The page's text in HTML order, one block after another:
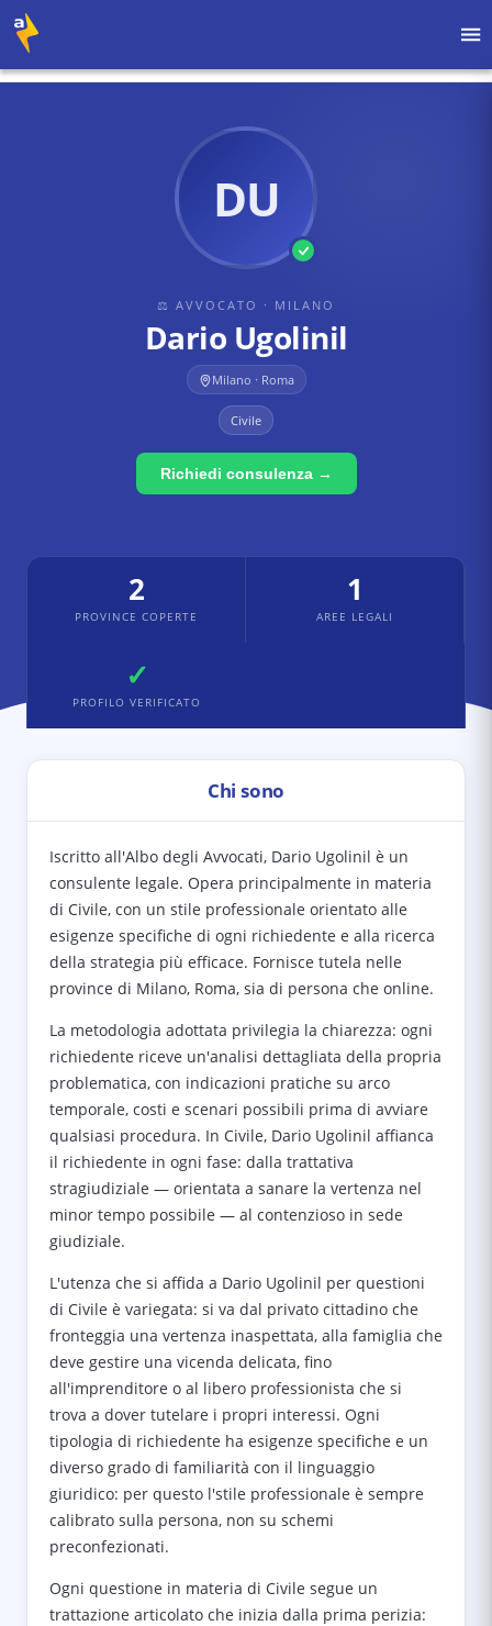
DU
⚖ AVVOCATO · MILANO
Dario Ugolinil
Milano · Roma
Civile
Richiedi consulenza →
2
PROVINCE COPERTE
1
AREE LEGALI
✓
PROFILO VERIFICATO
Chi sono
Iscritto all'Albo degli Avvocati, Dario Ugolinil è un
consulente legale. Opera principalmente in materia
di Civile, con un stile professionale orientato alle
esigenze specifiche di ogni richiedente e alla ricerca
della strategia più efficace. Fornisce tutela nelle
province di Milano, Roma, sia di persona che online.
La metodologia adottata privilegia la chiarezza: ogni
richiedente riceve un'analisi dettagliata della propria
problematica, con indicazioni pratiche su arco
temporale, costi e scenari possibili prima di avviare
qualsiasi procedura. In Civile, Dario Ugolinil affianca
il richiedente in ogni fase: dalla trattativa
stragiudiziale — orientata a sanare la vertenza nel
minor tempo possibile — al contenzioso in sede
giudiziale.
L'utenza che si affida a Dario Ugolinil per questioni
di Civile è variegata: si va dal privato cittadino che
fronteggia una vertenza inaspettata, alla famiglia che
deve gestire una vicenda delicata, fino
all'imprenditore o al libero professionista che si
trova a dover tutelare i propri interessi. Ogni
tipologia di richiedente ha esigenze specifiche e un
diverso grado di familiarità con il linguaggio
giuridico: per questo l'stile professionale è sempre
calibrato sulla persona, non su schemi
preconfezionati.
Ogni questione in materia di Civile segue un
trattazione articolato che inizia dalla prima perizia: